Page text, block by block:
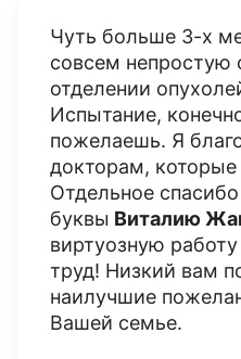
Чуть больше 3-х
совсем непростую
отделении
Испытание,
пожелаешь. Я
докторам,
Отдельное
буквы Виталию
виртуозную
труд! Низкий вам
наилучшие
Вашей семье.